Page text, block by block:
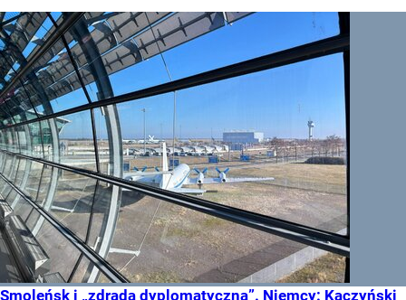
Smoleńsk i „zdrada dyplomatyczna”. Niemcy: Kaczyński